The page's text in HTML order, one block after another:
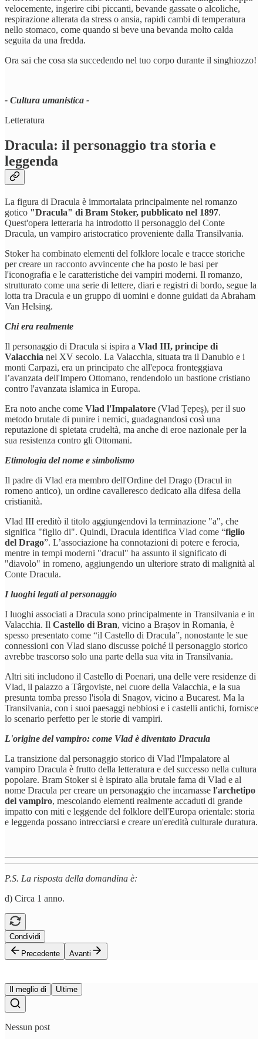
velocemente, ingerire cibi piccanti, bevande gassate o alcoliche,
respirazione alterata da stress o ansia, rapidi cambi di temperatura
nello stomaco, come quando si beve una bevanda molto calda
seguita da una fredda.
Ora sai che cosa sta succedendo nel tuo corpo durante il singhiozzo!
- Cultura umanistica -
Letteratura
Dracula: il personaggio tra storia e
leggenda
La figura di Dracula è immortalata principalmente nel romanzo
gotico "Dracula" di Bram Stoker, pubblicato nel 1897.
Quest'opera letteraria ha introdotto il personaggio del Conte
Dracula, un vampiro aristocratico proveniente dalla Transilvania.
Stoker ha combinato elementi del folklore locale e tracce storiche
per creare un racconto avvincente che ha posto le basi per
l'iconografia e le caratteristiche dei vampiri moderni. Il romanzo,
strutturato come una serie di lettere, diari e registri di bordo, segue la
lotta tra Dracula e un gruppo di uomini e donne guidati da Abraham
Van Helsing.
Chi era realmente
Il personaggio di Dracula si ispira a Vlad III, principe di
Valacchia nel XV secolo. La Valacchia, situata tra il Danubio e i
monti Carpazi, era un principato che all'epoca fronteggiava
l’avanzata dell'Impero Ottomano, rendendolo un bastione cristiano
contro l'avanzata islamica in Europa.
Era noto anche come Vlad l'Impalatore (Vlad Țepeș), per il suo
metodo brutale di punire i nemici, guadagnandosi così una
reputazione di spietata crudeltà, ma anche di eroe nazionale per la
sua resistenza contro gli Ottomani.
Etimologia del nome e simbolismo
Il padre di Vlad era membro dell'Ordine del Drago (Dracul in
romeno antico), un ordine cavalleresco dedicato alla difesa della
cristianità.
Vlad III ereditò il titolo aggiungendovi la terminazione "a", che
significa "figlio di". Quindi, Dracula identifica Vlad come “figlio
del Drago”. L’associazione ha connotazioni di potere e ferocia,
mentre in tempi moderni "dracul" ha assunto il significato di
"diavolo" in romeno, aggiungendo un ulteriore strato di malignità al
Conte Dracula.
I luoghi legati al personaggio
I luoghi associati a Dracula sono principalmente in Transilvania e in
Valacchia. Il Castello di Bran, vicino a Brașov in Romania, è
spesso presentato come “il Castello di Dracula”, nonostante le sue
connessioni con Vlad siano discusse poiché il personaggio storico
avrebbe trascorso solo una parte della sua vita in Transilvania.
Altri siti includono il Castello di Poenari, una delle vere residenze di
Vlad, il palazzo a Târgoviște, nel cuore della Valacchia, e la sua
presunta tomba presso l'isola di Snagov, vicino a Bucarest. Ma la
Transilvania, con i suoi paesaggi nebbiosi e i castelli antichi, fornisce
lo scenario perfetto per le storie di vampiri.
L'origine del vampiro: come Vlad è diventato Dracula
La transizione dal personaggio storico di Vlad l'Impalatore al
vampiro Dracula è frutto della letteratura e del successo nella cultura
popolare. Bram Stoker si è ispirato alla brutale fama di Vlad e al
nome Dracula per creare un personaggio che incarnasse l'archetipo
del vampiro, mescolando elementi realmente accaduti di grande
impatto con miti e leggende del folklore dell'Europa orientale: storia
e leggenda possano intrecciarsi e creare un'eredità culturale duratura.
P.S. La risposta della domandina è:
d) Circa 1 anno.
Condividi
Precedente
Avanti
Il meglio di Ultime
Nessun post